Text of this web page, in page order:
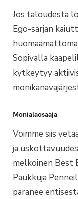
Jos taloudesta
Ego-sarjan
Sopivalla
kytkeytyy
Monialaosaaja
Voimme siis
ja
melkoinen Best
Paukkuja
paranee